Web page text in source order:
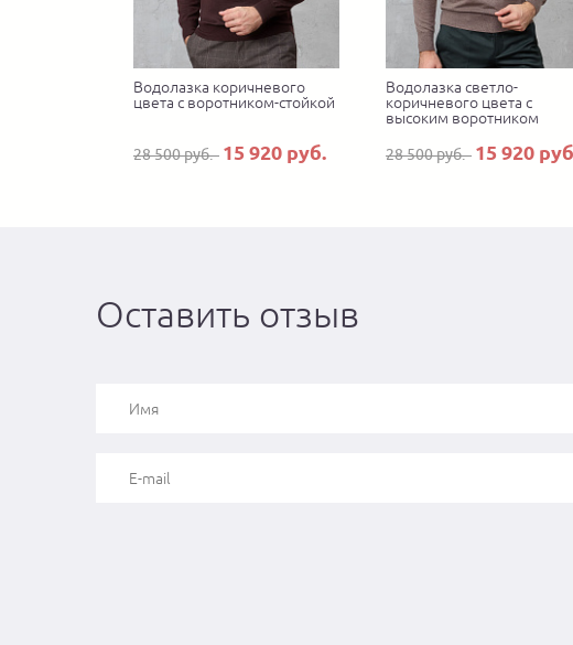
Водолазка коричневого
цвета с воротником-стойкой
28 500 руб. 15 920 руб.
Водолазка светло-
коричневого цвета с
высоким воротником
28 500 руб. 15 920
Оставить отзыв